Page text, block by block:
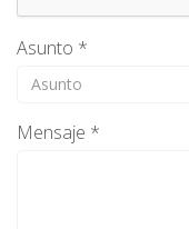
Asunto *
Mensaje *